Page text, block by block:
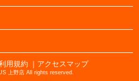
用規約 ｜アクセスマップ
上野店 All rights reserved.